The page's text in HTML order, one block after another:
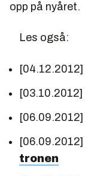
opp på nyåret.
Les også:
[04.12.2012]
[03.10.2012]
[06.09.2012]
[06.09.2012]
tronen